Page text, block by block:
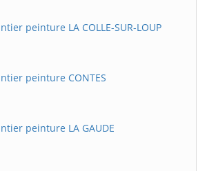
peinture LA COLLE-SUR-LOUP
peinture CONTES
peinture LA GAUDE